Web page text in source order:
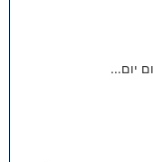
יום…